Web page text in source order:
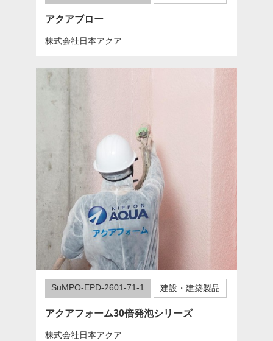
アクアブロー
株式会社日本アクア
SuMPO-EPD-2601-71-1 建設・建築製品
アクアフォーム30倍発泡シリーズ
株式会社日本アクア